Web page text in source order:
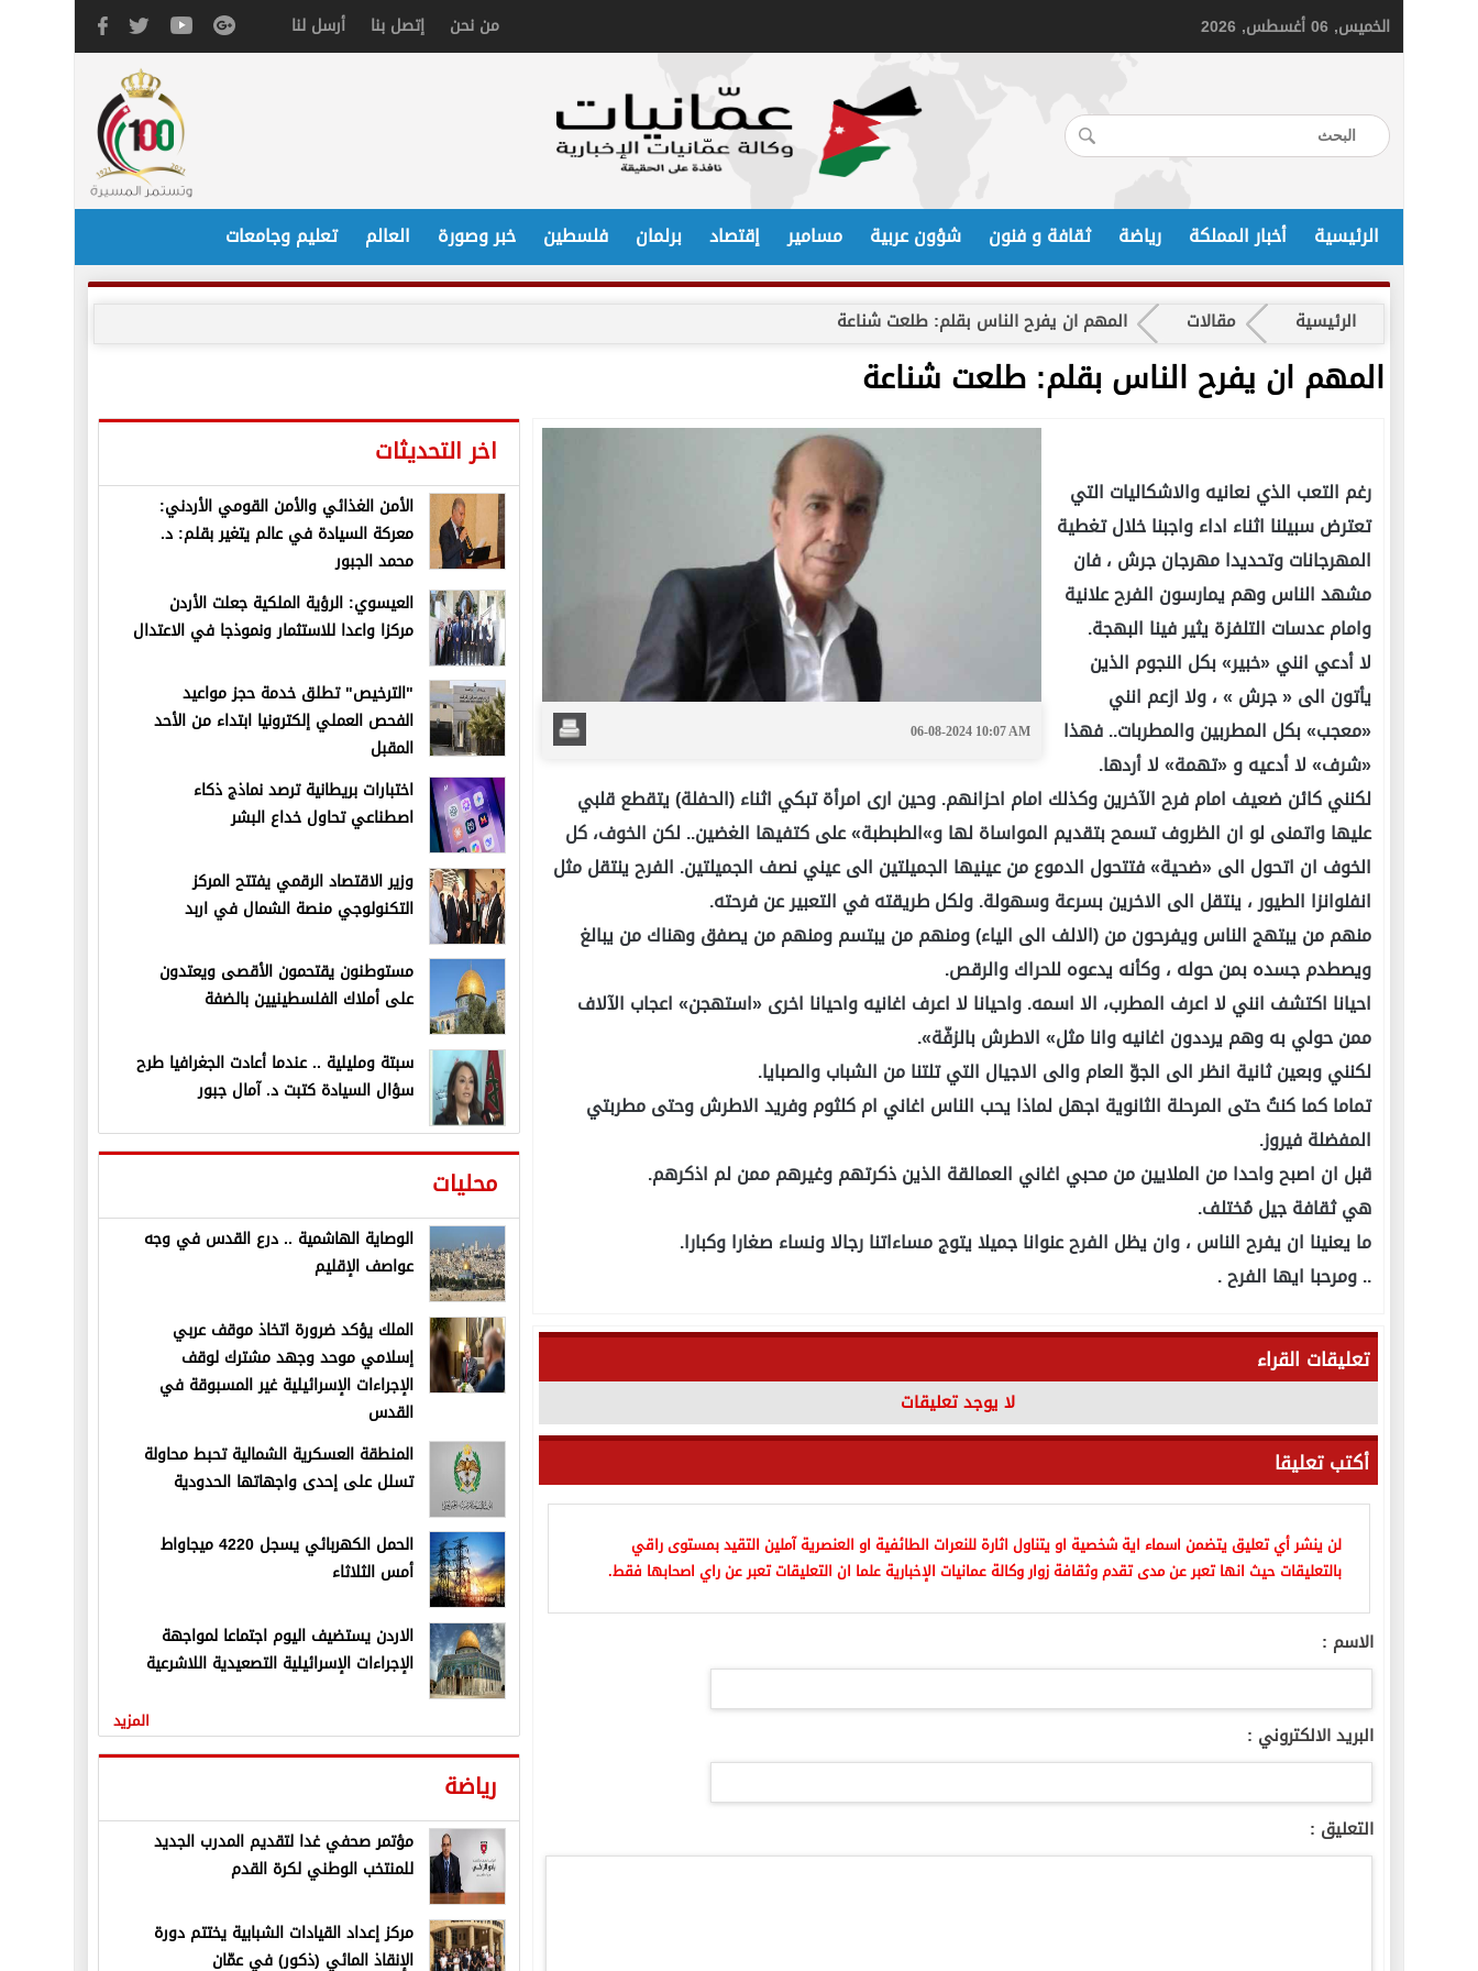
الخميس, 06 أغسطس, 2026 من نحن إتصل بنا أرسل لنا
الرئيسية أخبار المملكة رياضة ثقافة و فنون شؤون عربية مسامير إقتصاد برلمان فلسطين خبر وصورة العالم تعليم وجامعات
الرئيسية مقالات المهم ان يفرح الناس بقلم: طلعت شناعة
المهم ان يفرح الناس بقلم: طلعت شناعة
06-08-2024 10:07 AM
رغم التعب الذي نعانيه والاشكاليات التي
تعترض سبيلنا اثناء اداء واجبنا خلال تغطية
المهرجانات وتحديدا مهرجان جرش ، فان
مشهد الناس وهم يمارسون الفرح علانية
وامام عدسات التلفزة يثير فينا البهجة.
لا أدعي انني «خبير» بكل النجوم الذين
يأتون الى « جرش » ، ولا ازعم انني
«معجب» بكل المطربين والمطربات.. فهذا
«شرف» لا أدعيه و «تهمة» لا أردها.
لكنني كائن ضعيف امام فرح الآخرين وكذلك امام احزانهم. وحين ارى امرأة تبكي اثناء (الحفلة) يتقطع قلبي
عليها واتمنى لو ان الظروف تسمح بتقديم المواساة لها و»الطبطبة» على كتفيها الغضين.. لكن الخوف، كل
الخوف ان اتحول الى «ضحية» فتتحول الدموع من عينيها الجميلتين الى عيني نصف الجميلتين. الفرح ينتقل مثل
انفلوانزا الطيور ، ينتقل الى الاخرين بسرعة وسهولة. ولكل طريقته في التعبير عن فرحته.
منهم من يبتهج الناس ويفرحون من (الالف الى الياء) ومنهم من يبتسم ومنهم من يصفق وهناك من يبالغ
ويصطدم جسده بمن حوله ، وكأنه يدعوه للحراك والرقص.
احيانا اكتشف انني لا اعرف المطرب، الا اسمه. واحيانا لا اعرف اغانيه واحيانا اخرى «استهجن» اعجاب الآلاف
ممن حولي به وهم يرددون اغانيه وانا مثل» الاطرش بالزفّة».
لكنني وبعين ثانية انظر الى الجوّ العام والى الاجيال التي تلتنا من الشباب والصبايا.
تماما كما كنتُ حتى المرحلة الثانوية اجهل لماذا يحب الناس اغاني ام كلثوم وفريد الاطرش وحتى مطربتي
المفضلة فيروز.
قبل ان اصبح واحدا من الملايين من محبي اغاني العمالقة الذين ذكرتهم وغيرهم ممن لم اذكرهم.
هي ثقافة جيل مُختلف.
ما يعنينا ان يفرح الناس ، وان يظل الفرح عنوانا جميلا يتوج مساءاتنا رجالا ونساء صغارا وكبارا.
.. ومرحبا ايها الفرح .
تعليقات القراء
لا يوجد تعليقات
أكتب تعليقا
لن ينشر أي تعليق يتضمن اسماء اية شخصية او يتناول اثارة للنعرات الطائفية او العنصرية آملين التقيد بمستوى راقي
بالتعليقات حيث انها تعبر عن مدى تقدم وثقافة زوار وكالة عمانيات الإخبارية علما ان التعليقات تعبر عن راي اصحابها فقط.
الاسم :
البريد الالكتروني :
التعليق :
اخر التحديثات
الأمن الغذائي والأمن القومي الأردني:
معركة السيادة في عالم يتغير بقلم: د.
محمد الجبور
العيسوي: الرؤية الملكية جعلت الأردن
مركزا واعدا للاستثمار ونموذجا في الاعتدال
"الترخيص" تطلق خدمة حجز مواعيد
الفحص العملي إلكترونيا ابتداء من الأحد
المقبل
اختبارات بريطانية ترصد نماذج ذكاء
اصطناعي تحاول خداع البشر
وزير الاقتصاد الرقمي يفتتح المركز
التكنولوجي منصة الشمال في اربد
مستوطنون يقتحمون الأقصى ويعتدون
على أملاك الفلسطينيين بالضفة
سبتة ومليلية .. عندما أعادت الجغرافيا طرح
سؤال السيادة كتبت د. آمال جبور
محليات
الوصاية الهاشمية .. درع القدس في وجه
عواصف الإقليم
الملك يؤكد ضرورة اتخاذ موقف عربي
إسلامي موحد وجهد مشترك لوقف
الإجراءات الإسرائيلية غير المسبوقة في
القدس
المنطقة العسكرية الشمالية تحبط محاولة
تسلل على إحدى واجهاتها الحدودية
الحمل الكهربائي يسجل 4220 ميجاواط
أمس الثلاثاء
الاردن يستضيف اليوم اجتماعا لمواجهة
الإجراءات الإسرائيلية التصعيدية اللاشرعية
المزيد
رياضة
مؤتمر صحفي غدا لتقديم المدرب الجديد
للمنتخب الوطني لكرة القدم
مركز إعداد القيادات الشبابية يختتم دورة
الإنقاذ المائي (ذكور) في عمّان